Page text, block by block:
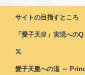
サイトの目指すところ
「愛子天皇」実現への
愛子天皇への道 ～